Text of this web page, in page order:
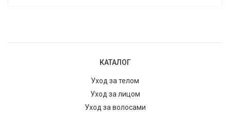
КАТАЛОГ
Уход за телом
Уход за лицом
Уход за волосами